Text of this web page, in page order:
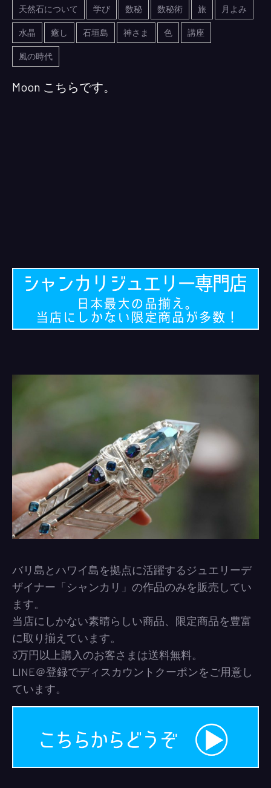
天然石について 学び 数秘 数秘術 旅 月よみ
水晶 癒し 石垣島 神さま 色 講座
風の時代
Moon こちらです。
バリ島とハワイ島を拠点に活躍するジュエリーデ
ザイナー「シャンカリ」の作品のみを販売してい
ます。
当店にしかない素晴らしい商品、限定商品を豊富
に取り揃えています。
3万円以上購入のお客さまは送料無料。
LINE＠登録でディスカウントクーポンをご用意し
ています。